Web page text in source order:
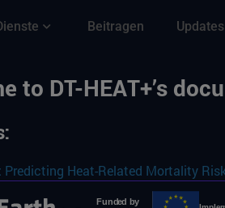
Beitragen Updates